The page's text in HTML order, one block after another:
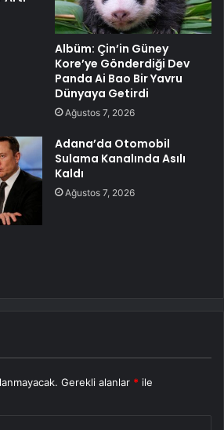
Albüm: Çin’in Güney
Kore’ye Gönderdiği Dev
Panda Ai Bao Bir Yavru
Dünyaya Getirdi
Ağustos 7, 2026
Adana’da Otomobil
Sulama Kanalında Asılı
Kaldı
Ağustos 7, 2026
Gerekli alanlar * ile